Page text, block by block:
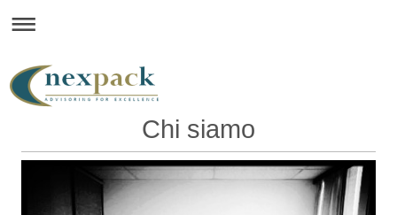
Chi siamo